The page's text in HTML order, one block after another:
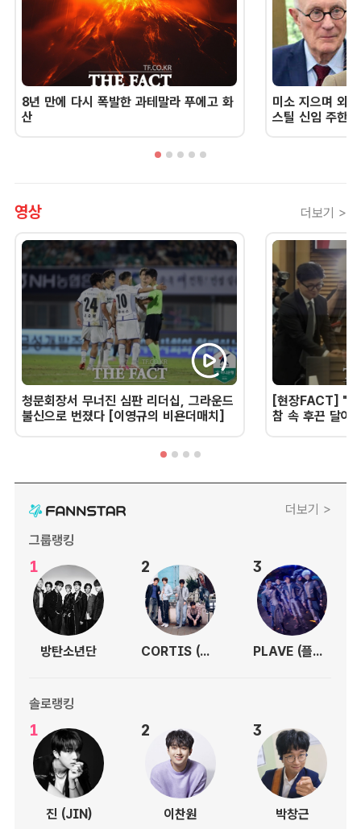
8년 만에 다시 폭발한 과테말라 푸에고 화
산
미소 지으며 외
스틸 신임 주한
영상 더보기 >
청문회장서 무너진 심판 리더십, 그라운드
불신으로 번졌다 [이영규의 비욘더매치]
[현장FACT] "한
참 속 후끈 달아
더보기 >
그룹랭킹
1
방탄소년단
2
CORTIS (코르티스)
3
PLAVE (플레이브)
솔로랭킹
1
진 (JIN)
2
이찬원
3
박창근